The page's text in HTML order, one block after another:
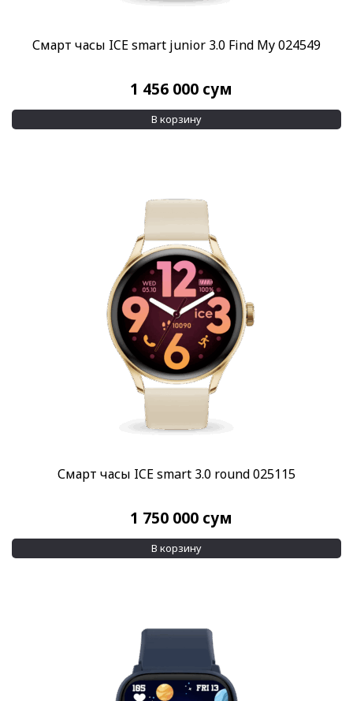
Смарт часы ICE smart junior 3.0 Find My 024549
1 456 000 сум
В корзину
Смарт часы ICE smart 3.0 round 025115
1 750 000 сум
В корзину